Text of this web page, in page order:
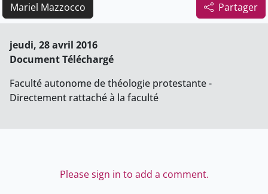
Partager
Mariel Mazzocco
jeudi, 28 avril 2016
Document Téléchargé
Faculté autonome de théologie protestante -
Directement rattaché à la faculté
Please sign in to add a comment.